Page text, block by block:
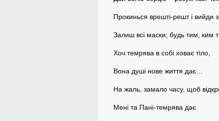
Прокинься врешті-решт і вийди
Залиш всі маски, будь тим, ким
Хоч темрява в собі ховає тіло,
Вона душі нове життя дає…
На жаль, замало часу, щоб
Мені та Пані-темрява дає.